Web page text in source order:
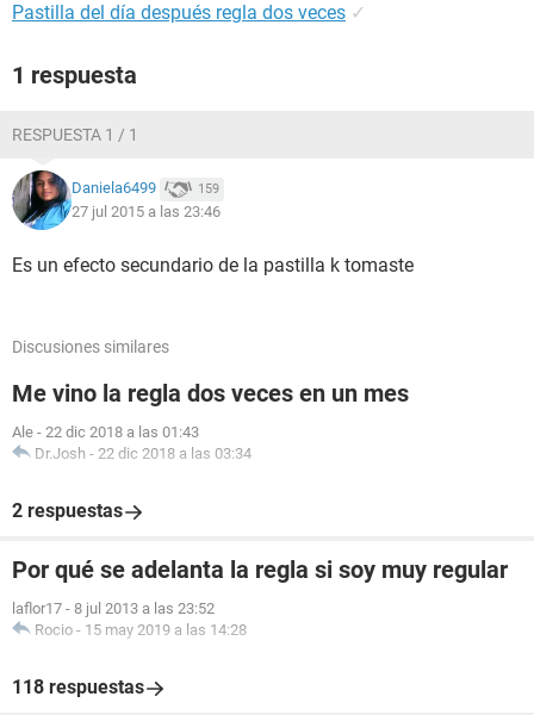
Pastilla del día después regla dos veces ✓
1 respuesta
RESPUESTA 1 / 1
Daniela6499 159
27 jul 2015 a las 23:46
Es un efecto secundario de la pastilla k tomaste
Discusiones similares
Me vino la regla dos veces en un mes
Ale - 22 dic 2018 a las 01:43
Dr.Josh - 22 dic 2018 a las 03:34
2 respuestas
Por qué se adelanta la regla si soy muy regular
laflor17 - 8 jul 2013 a las 23:52
Rocio - 15 may 2019 a las 14:28
118 respuestas